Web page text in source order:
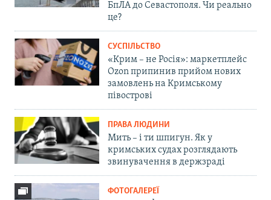
БпЛА до Севастополя. Чи реально
це?
СУСПІЛЬСТВО
«Крим – не Росія»: маркетплейс
Ozon припинив прийом нових
замовлень на Кримському
півострові
ПРАВА ЛЮДИНИ
Мить – і ти шпигун. Як у
кримських судах розглядають
звинувачення в держзраді
ФОТОГАЛЕРЕЇ